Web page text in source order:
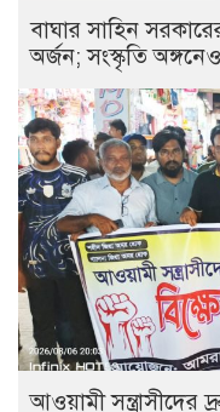
বাঘার সাহিন
অর্জন; সংস্কৃতি
আওয়ামী সন্ত্রাসীদের